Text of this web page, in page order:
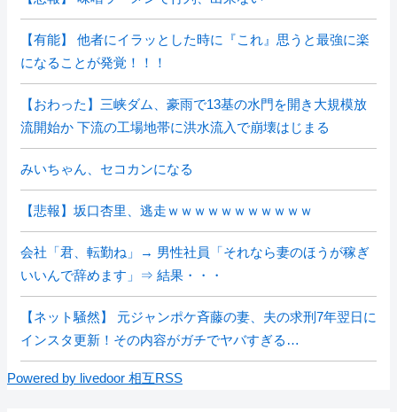
【有能】 他者にイラッとした時に『これ』思うと最強に楽
になることが発覚！！！
【おわった】三峡ダム、豪雨で13基の水門を開き大規模放
流開始か 下流の工場地帯に洪水流入で崩壊はじまる
みいちゃん、セコカンになる
【悲報】坂口杏里、逃走ｗｗｗｗｗｗｗｗｗｗｗ
会社「君、転勤ね」→ 男性社員「それなら妻のほうが稼ぎ
いいんで辞めます」⇒ 結果・・・
【ネット騒然】 元ジャンポケ斉藤の妻、夫の求刑7年翌日に
インスタ更新！その内容がガチでヤバすぎる…
Powered by livedoor 相互RSS